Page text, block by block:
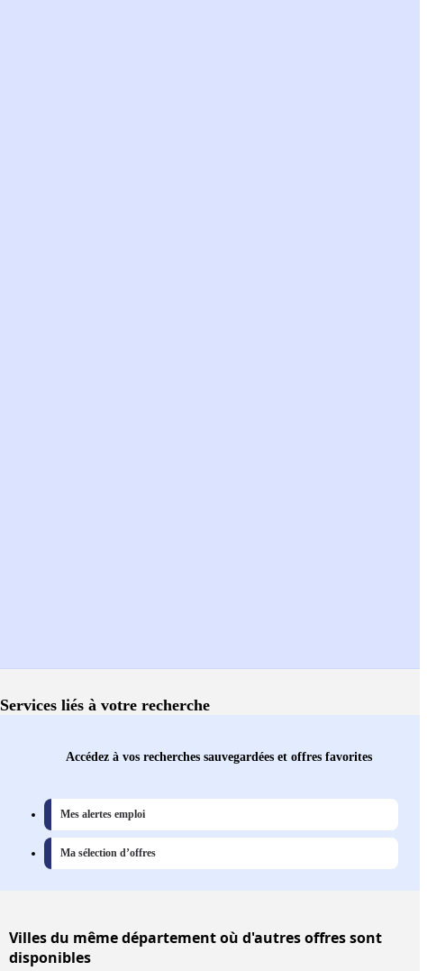
Services liés à votre recherche
Accédez à vos recherches sauvegardées et offres favorites
Mes alertes emploi
Ma sélection d’offres
Villesdu même département où d'autres offres sont
disponibles